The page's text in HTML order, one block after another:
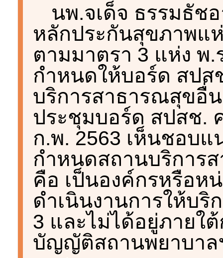
นพ.จเด็จ ธรรมธัช
หลักประกันสุขภาพแ
ตามมาตรา 3 แห่ง พ
กำหนดให้บอร์ด สป
บริการสาธารณสุขอื่
ประชุมบอร์ด สปสช.
ก.พ. 2563 เห็นชอบ
กำหนดสถานบริการ
คือ เป็นองค์กรหรือห
ดำเนินงานการให้บ
3 และไม่ได้อยู่ภายใ
บัญญัติสถานพยาบาล